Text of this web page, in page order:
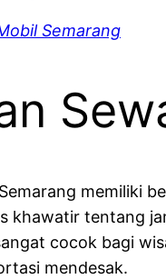
Semarang
memiliki
khawatir tentang
cocok bagi
mendesak.